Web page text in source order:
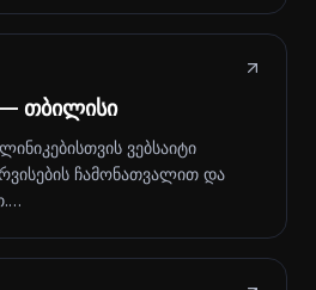
თბილისი
ვებსაიტი
ჩამონათვალით და